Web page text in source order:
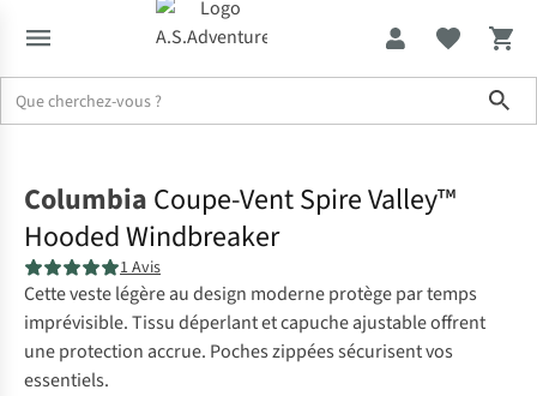
Columbia Coupe-Vent Spire Valley™
Hooded Windbreaker
1 Avis
Cette veste légère au design moderne protège par temps
imprévisible. Tissu déperlant et capuche ajustable offrent
une protection accrue. Poches zippées sécurisent vos
essentiels.